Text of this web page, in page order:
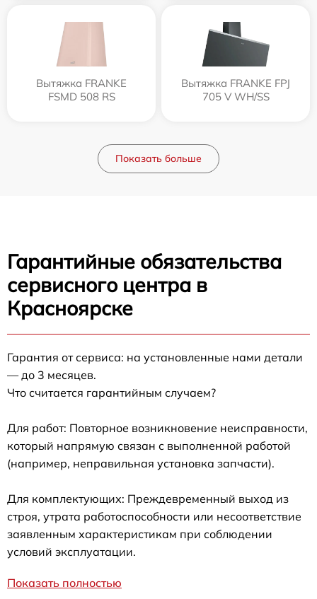
Вытяжка FRANKE
FSMD 508 RS
Вытяжка FRANKE FPJ
705 V WH/SS
Показать больше
Гарантийные обязательства
сервисного центра в
Красноярске
Гарантия от сервиса: на установленные нами детали
— до 3 месяцев.
Что считается гарантийным случаем?
Для работ: Повторное возникновение неисправности,
который напрямую связан с выполненной работой
(например, неправильная установка запчасти).
Для комплектующих: Преждевременный выход из
строя, утрата работоспособности или несоответствие
заявленным характеристикам при соблюдении
условий эксплуатации.
Показать полностью